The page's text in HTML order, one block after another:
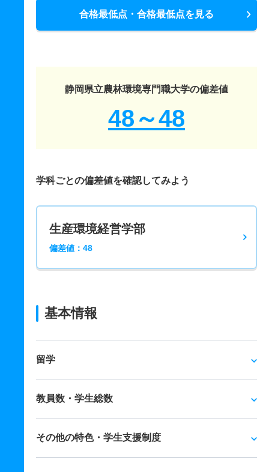
合格最低点・合格最低点を見る
静岡県立農林環境専門職大学の偏差値
48～48
学科ごとの偏差値を確認してみよう
生産環境経営学部
偏差値：48
基本情報
留学
教員数・学生総数
その他の特色・学生支援制度